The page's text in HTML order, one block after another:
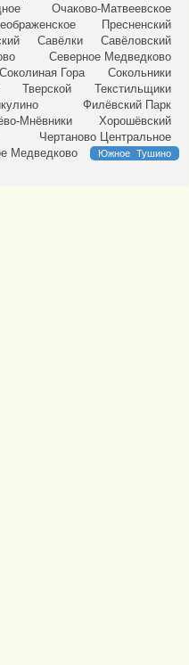
Очаково-Матвеевское
Пресненский
Савёлки
Савёловский
Северное Медведково
Соколиная Гора
Сокольники
Тверской
Текстильщики
Филёвский Парк
Мнёвники
Хорошёвский
Чертаново Центральное
Медведково Южное Тушино